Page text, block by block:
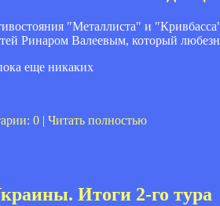
"Металлиста" и
Ринаром Валеевым, который
еще никаких
0 | Читать полностью
Итоги 2-го тура